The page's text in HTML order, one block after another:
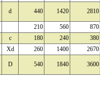
d 440 1420 2810
210 560 870
c 180 240 380
Xd 260 1400 2670
D 540 1840 3600